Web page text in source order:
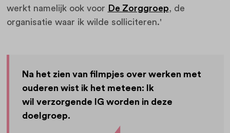
werkt namelijk ook voor De Zorggroep, de
organisatie waar ik wilde solliciteren.'
Na het zien van filmpjes over werken met
ouderen wist ik het meteen: Ik
wil verzorgende IG worden in deze
doelgroep.